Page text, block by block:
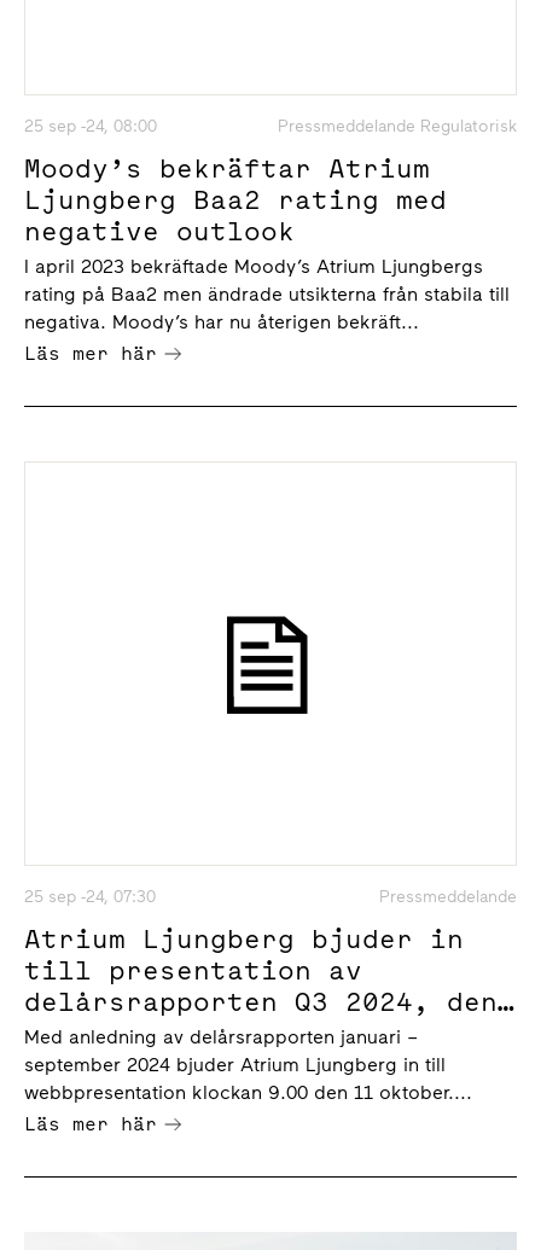
25 sep -24, 08:00 Pressmeddelande Regulatorisk
Moody’s bekräftar Atrium
Ljungberg Baa2 rating med
negative outlook
I april 2023 bekräftade Moody’s Atrium Ljungbergs
rating på Baa2 men ändrade utsikterna från stabila till
negativa. Moody’s har nu återigen bekräft...
Läs mer här
25 sep -24, 07:30 Pressmeddelande
Atrium Ljungberg bjuder in
till presentation av
delårsrapporten Q3 2024, den
11 oktober klockan 9.00
Med anledning av delårsrapporten januari –
september 2024 bjuder Atrium Ljungberg in till
webbpresentation klockan 9.00 den 11 oktober....
Läs mer här